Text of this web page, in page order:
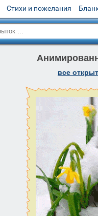
Стихи и пожелания
все